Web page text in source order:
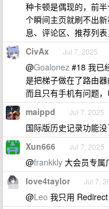
种卡顿是偶现的，前
个瞬间主页就刷不出
息、评论区、推荐列
CivAx Jul 7, 2025
@Goalonez #18 我已
是把梯子做在了路由
而且只有手机有问题
maippd Jul 7, 2025
国际版历史记录功能
Xun666 Jul 7, 2025
@frankkly 大会员专属
love4taylor Jul 7,
@Leo 我只用